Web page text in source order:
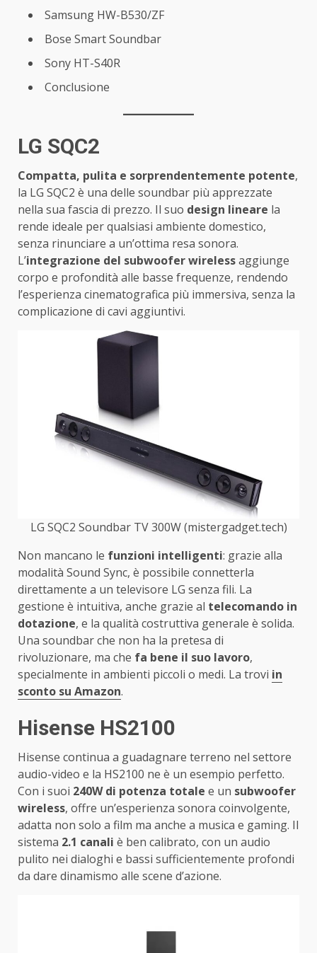
Samsung HW-B530/ZF
Bose Smart Soundbar
Sony HT-S40R
Conclusione
LG SQC2
Compatta, pulita e sorprendentemente potente,
la LG SQC2 è una delle soundbar più apprezzate
nella sua fascia di prezzo. Il suo design lineare la
rende ideale per qualsiasi ambiente domestico,
senza rinunciare a un’ottima resa sonora.
L’integrazione del subwoofer wirelessaggiunge
corpo e profondità alle basse frequenze, rendendo
l’esperienza cinematografica più immersiva, senza la
complicazione di cavi aggiuntivi.
LG SQC2 Soundbar TV 300W (mistergadget.tech)
Non mancano le funzioni intelligenti: grazie alla
modalità Sound Sync, è possibile connetterla
direttamente a un televisore LG senza fili. La
gestione è intuitiva, anche grazie al telecomando in
dotazione, e la qualità costruttiva generale è solida.
Una soundbar che non ha la pretesa di
rivoluzionare, ma che fa bene il suo lavoro,
specialmente in ambienti piccoli o medi. La trovi in
sconto su Amazon.
Hisense HS2100
Hisense continua a guadagnare terreno nel settore
audio-video e la HS2100 ne è un esempio perfetto.
Con i suoi 240W di potenza totale e un subwoofer
wireless, offre un’esperienza sonora coinvolgente,
adatta non solo a film ma anche a musica e gaming. Il
sistema 2.1 canali è ben calibrato, con un audio
pulito nei dialoghi e bassi sufficientemente profondi
da dare dinamismo alle scene d’azione.